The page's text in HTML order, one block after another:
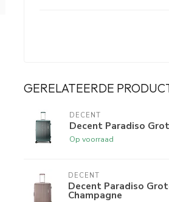
GERELATEERDE
DECENT
Decent Paradiso
Op voorraad
DECENT
Decent Paradiso
Champagne